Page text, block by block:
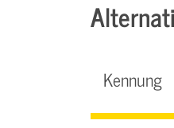
Kennung